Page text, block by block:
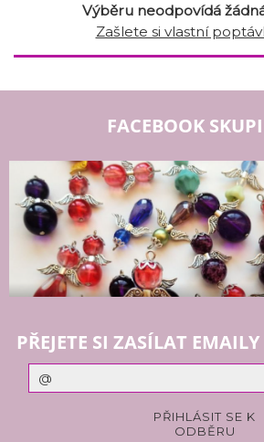
Výběru neodpovídá
Zašlete si vlastní
FACEBOOK
PŘEJETE SI ZASÍLAT